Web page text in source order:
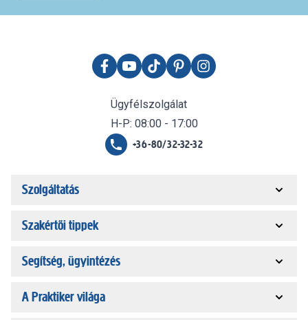
Ügyfélszolgálat
H-P: 08:00 - 17:00
+36-80/32-32-32
Szolgáltatás
Szakértői tippek
Segítség, ügyintézés
A Praktiker világa